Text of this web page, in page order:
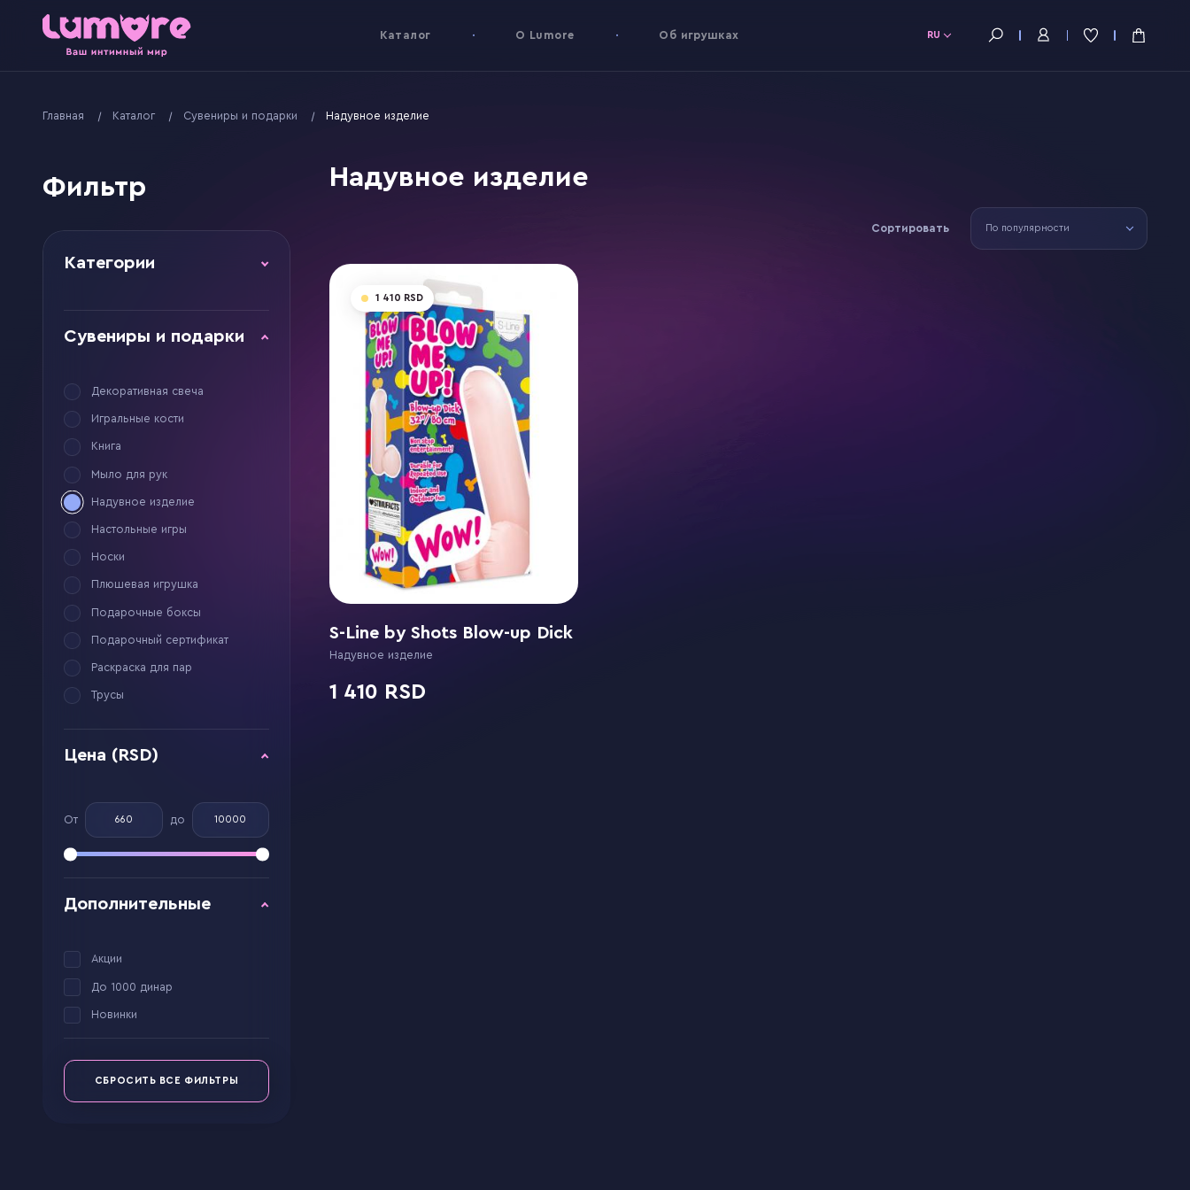
Kаталог О Lumore Об игрушках RU
Главная Kаталог Сувениры и подарки Надувное изделие
Фильтр
Категории
Сувениры и подарки
Декоративная свеча
Игральные кости
Книга
Мыло для рук
Надувное изделие
Настольные игры
Носки
Плюшевая игрушка
Подарочные боксы
Подарочный сертификат
Раскраска для пар
Трусы
Цена (RSD)
От до
Дополнительные
Акции
До 1000 динар
Новинки
СБРОСИТЬ ВСЕ ФИЛЬТРЫ
Надувное изделие
Сортировать По популярности
1 410
S-Line by Shots Blow-up Dick
Надувное изделие
1 410